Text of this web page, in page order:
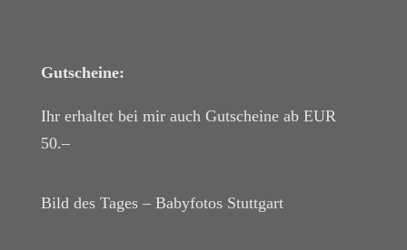
Gutscheine:
Ihr erhaltet bei mir auch Gutscheine ab EUR
50.–
Bild des Tages – BabyfotosStuttgart